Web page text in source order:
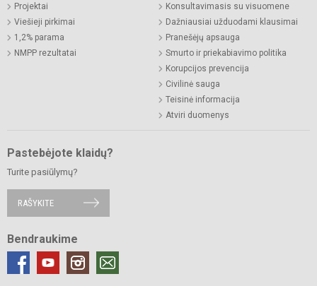
Projektai
Viešieji pirkimai
1,2% parama
NMPP rezultatai
Konsultavimasis su visuomene
Dažniausiai užduodami klausimai
Pranešėjų apsauga
Smurto ir priekabiavimo politika
Korupcijos prevencija
Civilinė sauga
Teisinė informacija
Atviri duomenys
Pastebėjote klaidų?
Turite pasiūlymų?
RAŠYKITE
Bendraukime